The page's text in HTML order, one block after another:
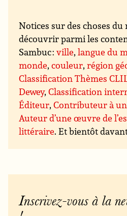
Notices sur des choses du
découvrir parmi les
Sambuc :ville,langue du
monde,couleur,région
Classification Thèmes
Dewey,Classification
Éditeur,Contributeur à
Auteur d’une œuvre de
littéraire. Et bientôt
Inscrivez-vous à la